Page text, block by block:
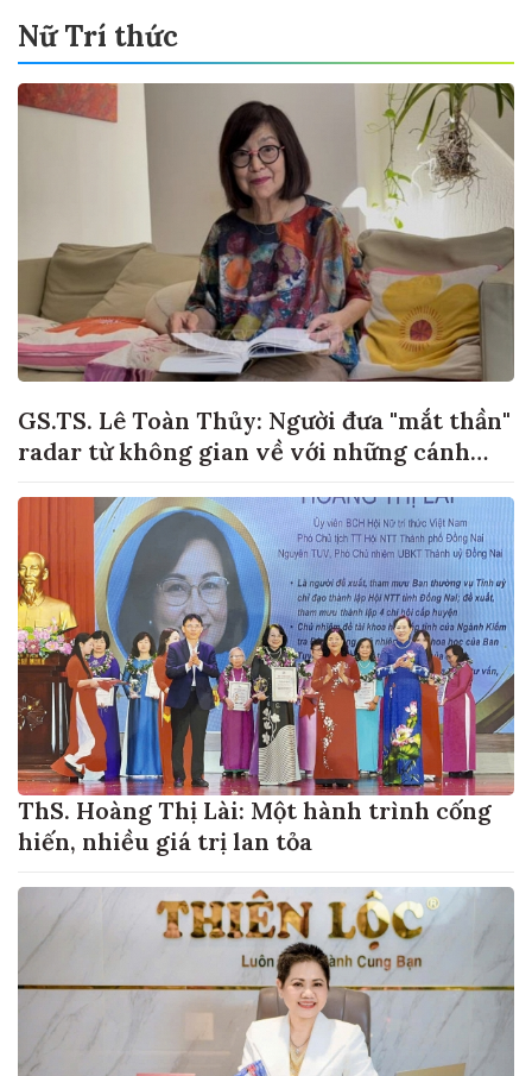
Nữ Trí thức
GS.TS. Lê Toàn Thủy: Người đưa "mắt thần"
radar từ không gian về với những cánh
ThS. Hoàng Thị Lài: Một hành trình cống
hiến, nhiều giá trị lan tỏa